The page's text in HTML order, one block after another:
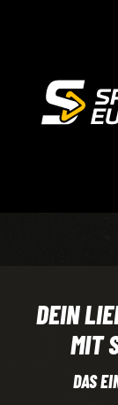
DEIN
MIT
DAS